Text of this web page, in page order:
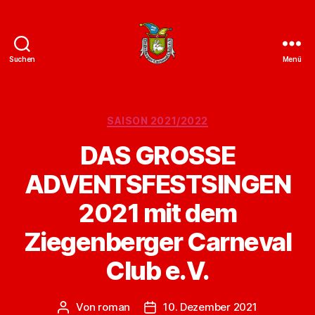
Suchen Menü
Kategorien
SAISON 2021/2022
DAS GROSSE
ADVENTSFESTSINGEN
2021 mit dem
Ziegenberger Carneval
Club e.V.
Beitragsautor
Von roman Veröffentlichungsdatum
10. Dezember 2021